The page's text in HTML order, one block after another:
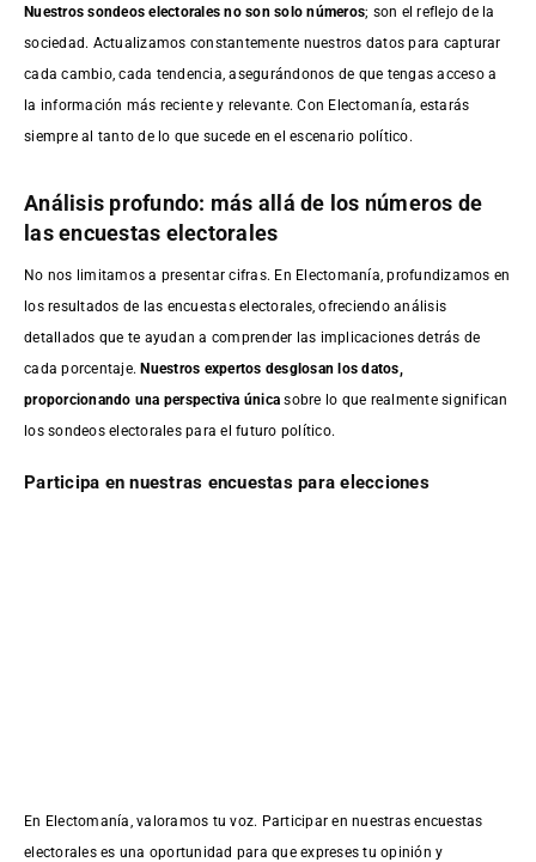
Nuestros sondeos electorales no son solo números; son el reflejo de la
sociedad. Actualizamos constantemente nuestros datos para capturar
cada cambio, cada tendencia, asegurándonos de que tengas acceso a
la información más reciente y relevante. Con Electomanía, estarás
siempre al tanto de lo que sucede en el escenario político.
Análisis profundo: más allá de los números de
las encuestas electorales
No nos limitamos a presentar cifras. En Electomanía, profundizamos en
los resultados de las encuestas electorales, ofreciendo análisis
detallados que te ayudan a comprender las implicaciones detrás de
cada porcentaje.Nuestros expertos desglosan los datos,
proporcionando una perspectiva única sobre lo que realmente significan
los sondeos electorales para el futuro político.
Participa en nuestras encuestas para elecciones
En Electomanía, valoramos tu voz. Participar en nuestras encuestas
electorales es una oportunidad para que expreses tu opinión y